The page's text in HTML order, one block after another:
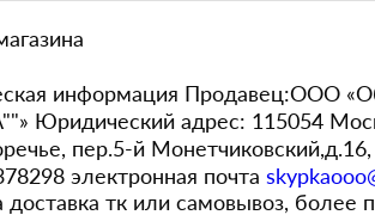
информация Продавец:ООО
Юридический адрес: 115054
пер.5-й
электронная почта
доставка тк или самовывоз,